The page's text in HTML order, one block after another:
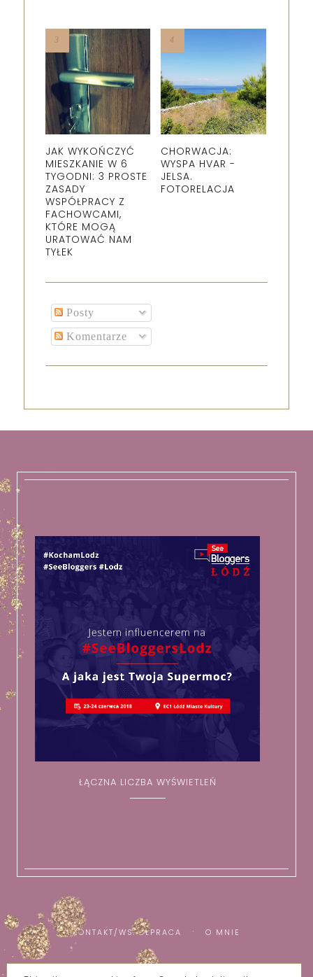
JAK WYKOŃCZYĆ
MIESZKANIE W 6
TYGODNI: 3 PROSTE
ZASADY
WSPÓŁPRACY Z
FACHOWCAMI,
KTÓRE MOGĄ
URATOWAĆ NAM
TYŁEK
CHORWACJA:
WYSPA HVAR -
JELSA.
FOTORELACJA
Posty
Komentarze
ŁĄCZNA LICZBA WYŚWIETLEŃ
KONTAKT/WSPÓŁPRACA O MNIE